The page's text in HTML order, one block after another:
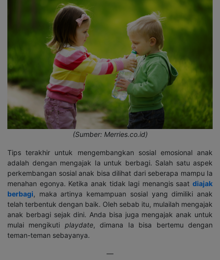
(Sumber: Merries.co.id)
Tips terakhir untuk mengembangkan sosial emosional anak
adalah dengan mengajak Ia untuk berbagi. Salah satu aspek
perkembangan sosial anak bisa dilihat dari seberapa mampu Ia
menahan egonya. Ketika anak tidak lagi menangis saat diajak
berbagi, maka artinya kemampuan sosial yang dimiliki anak
telah terbentuk dengan baik. Oleh sebab itu, mulailah mengajak
anak berbagi sejak dini. Anda bisa juga mengajak anak untuk
mulai mengikuti playdate, dimana Ia bisa bertemu dengan
teman-teman sebayanya.
—